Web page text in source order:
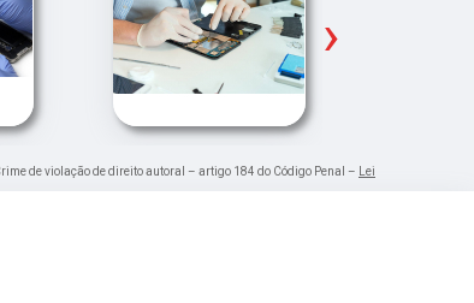
›
de violação de direito autoral – artigo 184 do Código Penal –
Lei